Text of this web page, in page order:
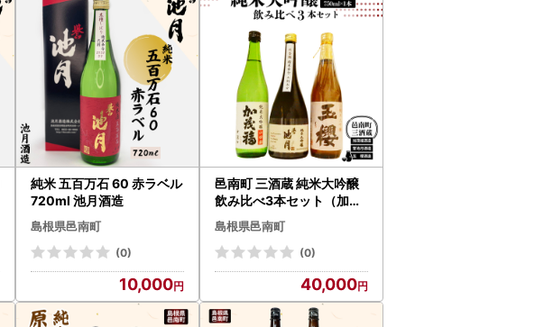
純米 五百万石 60 赤ラベル
720ml 池月酒造
島根県邑南町
(0)
10,000
邑南町 三酒蔵 純米大吟醸
飲み比べ3本セット（加茂
福、玉櫻、誉池月）
島根県邑南町
(0)
40,000